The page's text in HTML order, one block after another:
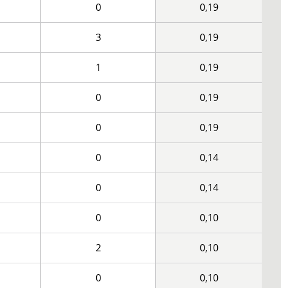
0 0,19
3 0,19
1 0,19
0 0,19
0 0,19
0 0,14
0 0,14
0 0,10
2 0,10
0 0,10